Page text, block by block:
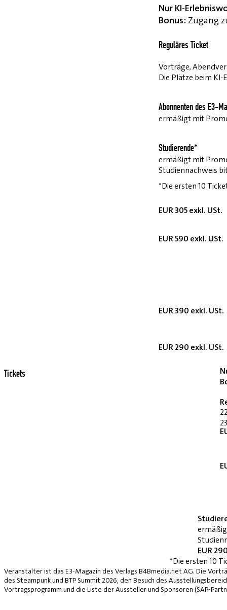
Nur KI-
Bonus: Zugang
Reguläres Ticket
Vorträge,
Die Plätze beim
Abonnenten des E3-
ermäßigt mit
Studierende*
ermäßigt mit
Studiennachweis
*Die ersten 10
EUR 305 exkl. USt.
EUR 590 exkl. USt.
EUR 390 exkl. USt.
EUR 290 exkl. USt.
Tickets
EUR
*Die ersten 10
Veranstalter ist das E3-Magazin des Verlags B4Bmedia.net AG. Die
des Steampunk und BTP Summit 2026, den Besuch des
Vortragsprogramm und die Liste der Aussteller und Sponsoren (SAP-